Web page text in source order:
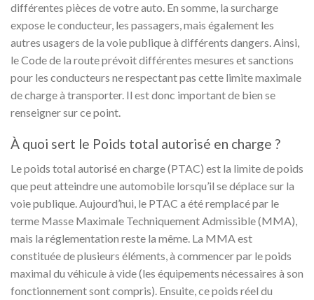
différentes pièces de votre auto. En somme, la surcharge
expose le conducteur, les passagers, mais également les
autres usagers de la voie publique à différents dangers. Ainsi,
le Code de la route prévoit différentes mesures et sanctions
pour les conducteurs ne respectant pas cette limite maximale
de charge à transporter. Il est donc important de bien se
renseigner sur ce point.
À quoi sert le Poids total autorisé en charge ?
Le poids total autorisé en charge (PTAC) est la limite de poids
que peut atteindre une automobile lorsqu’il se déplace sur la
voie publique. Aujourd’hui, le PTAC a été remplacé par le
terme Masse Maximale Techniquement Admissible (MMA),
mais la réglementation reste la même. La MMA est
constituée de plusieurs éléments, à commencer par le poids
maximal du véhicule à vide (les équipements nécessaires à son
fonctionnement sont compris). Ensuite, ce poids réel du